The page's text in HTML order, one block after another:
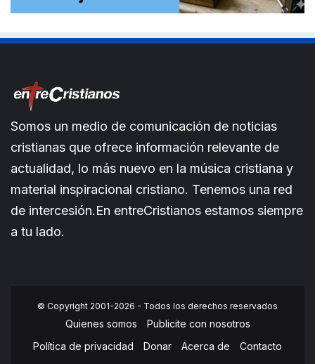
Somos un medio de comunicación de noticias
cristianas que ofrece información relevante de
actualidad, lo más nuevo en la música cristiana y
material inspiracional cristiano. Tenemos una red
de intercesión.En entreCristianos estamos siempre
a tu lado.
© Copyright 2001-2026 - Todos los derechos reservados
Quienes somos
Publicite con nosotros
Política de privacidad
Donar Acerca de Contacto